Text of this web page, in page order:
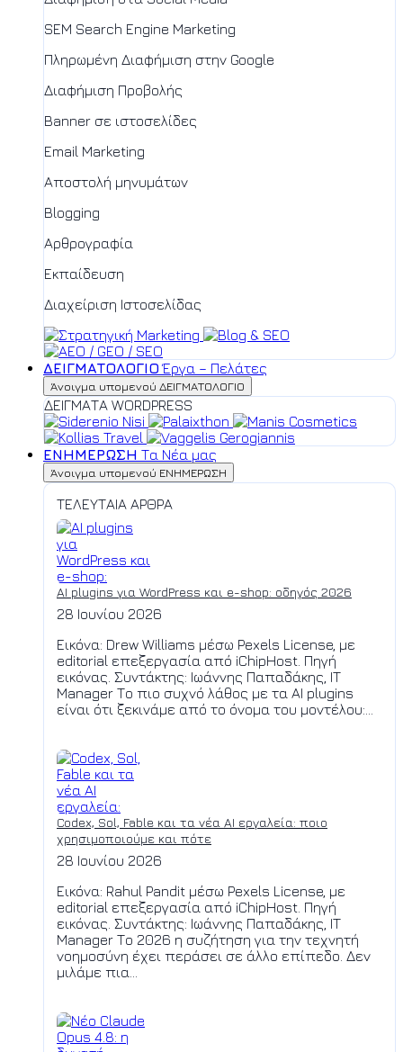
SEM Search Engine Marketing
Πληρωμένη Διαφήμιση στην Google
Διαφήμιση Προβολής
Banner σε ιστοσελίδες
Email Marketing
Αποστολή μηνυμάτων
Blogging
Αρθρογραφία
Εκπαίδευση
Διαχείριση Ιστοσελίδας
ΔΕΙΓΜΑΤΟΛΟΓΙΟ Έργα – Πελάτες
Άνοιγμα υπομενού ΔΕΙΓΜΑΤΟΛΟΓΙΟ
ΔΕΙΓΜΑΤΑ WORDPRESS
ΕΝΗΜΕΡΩΣΗ Τα Νέα μας
Άνοιγμα υπομενού ΕΝΗΜΕΡΩΣΗ
ΤΕΛΕΥΤΑΙΑ ΑΡΘΡΑ
AI plugins για WordPress και e-shop: οδηγός 2026
28 Ιουνίου 2026
Εικόνα: Drew Williams μέσω Pexels License, με
editorial επεξεργασία από iChipHost. Πηγή
εικόνας. Συντάκτης: Ιωάννης Παπαδάκης, IT
Manager Το πιο συχνό λάθος με τα AI plugins
είναι ότι ξεκινάμε από το όνομα του μοντέλου:...
Codex, Sol, Fable και τα νέα AI εργαλεία: ποιο
χρησιμοποιούμε και πότε
28 Ιουνίου 2026
Εικόνα: Rahul Pandit μέσω Pexels License, με
editorial επεξεργασία από iChipHost. Πηγή
εικόνας. Συντάκτης: Ιωάννης Παπαδάκης, IT
Manager Το 2026 η συζήτηση για την τεχνητή
νοημοσύνη έχει περάσει σε άλλο επίπεδο. Δεν
μιλάμε πια...